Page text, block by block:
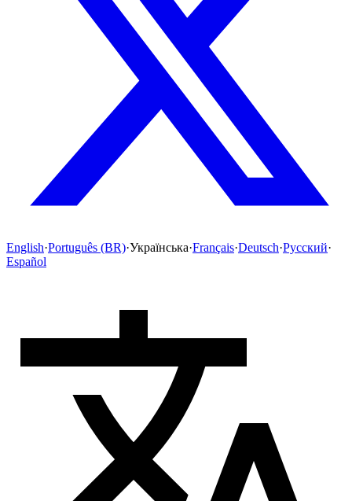
English·Português (BR)·Українська·Français·Deutsch·Русский·
Español